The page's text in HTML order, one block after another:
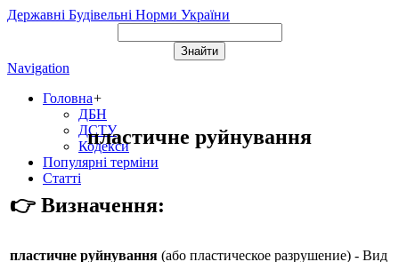
Державні Будівельні Норми України
Navigation
Головна+
ДБН
ДСТУ
Кодекси
Популярні терміни
Статті
пластичне руйнування
👉 Визначення:
пластичне руйнування (або пластическое разрушение) - Вид